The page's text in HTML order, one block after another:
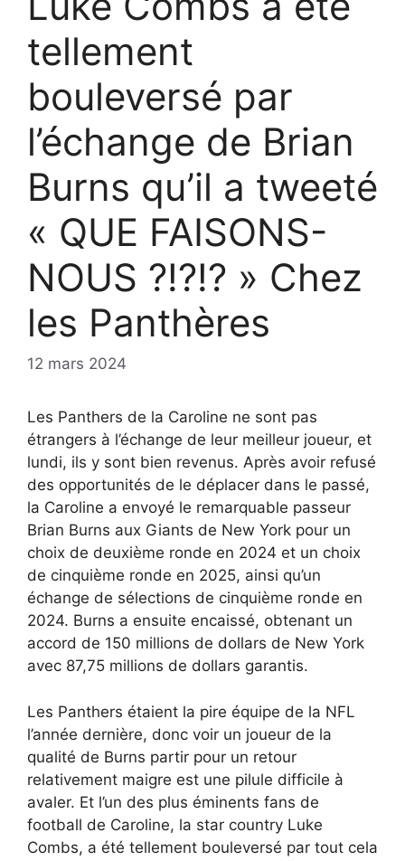
tellement
bouleversé par
l’échange de Brian
Burns qu’il a tweeté
« QUE FAISONS-
NOUS ?!?!? » Chez
les Panthères
12 mars 2024
Les Panthers de la Caroline ne sont pas
étrangers à l’échange de leur meilleur joueur, et
lundi, ils y sont bien revenus. Après avoir refusé
des opportunités de le déplacer dans le passé,
la Caroline a envoyé le remarquable passeur
Brian Burns aux Giants de New York pour un
choix de deuxième ronde en 2024 et un choix
de cinquième ronde en 2025, ainsi qu’un
échange de sélections de cinquième ronde en
2024. Burns a ensuite encaissé, obtenant un
accord de 150 millions de dollars de New York
avec 87,75 millions de dollars garantis.
Les Panthers étaient la pire équipe de la NFL
l’année dernière, donc voir un joueur de la
qualité de Burns partir pour un retour
relativement maigre est une pilule difficile à
avaler. Et l’un des plus éminents fans de
football de Caroline, la star country Luke
Combs, a été tellement bouleversé par tout cela